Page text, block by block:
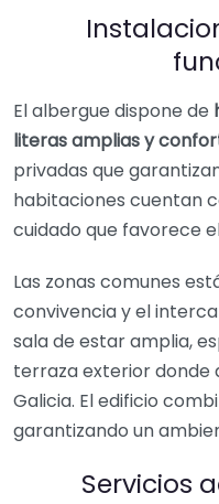
El albergue dispone de
literas amplias y
privadas que
habitaciones cuentan
cuidado que favorece
Las zonas comunes
convivencia y el
sala de estar amplia,
terraza exterior donde
Galicia. El edificio
garantizando un
Servicios